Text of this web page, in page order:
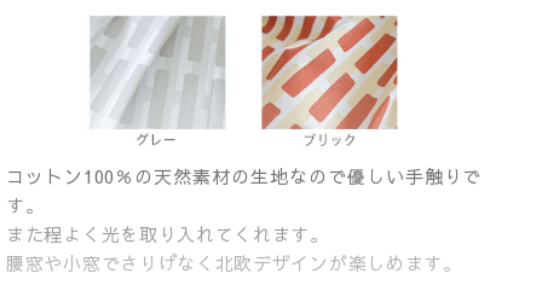
コットン100％の天然素材の生地なので優しい手触りで
す。
また程よく光を取り入れてくれます。
腰窓や小窓でさりげなく北欧デザインが楽しめます。